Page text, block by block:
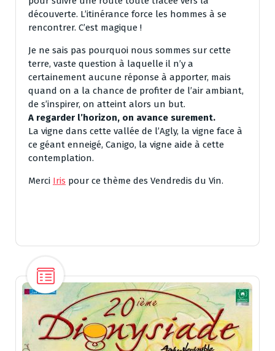
découverte. L’itinérance force les hommes à se
rencontrer. C’est magique !
Je ne sais pas pourquoi nous sommes sur cette
terre, vaste question à laquelle il n’y a
certainement aucune réponse à apporter, mais
quand on a la chance de profiter de l’air ambiant,
de s’inspirer, on atteint alors un but.
A regarder l’horizon, on avance surement.
La vigne dans cette vallée de l’Agly, la vigne face à
ce géant enneigé, Canigo, la vigne aide à cette
contemplation.
Merci Iris pour ce thème des Vendredis du Vin.